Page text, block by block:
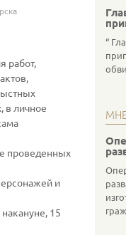
работ,
в личное
проведенных
и
15